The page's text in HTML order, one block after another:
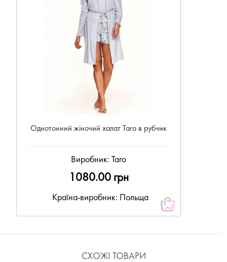
Однотонний жіночий халат Taro в рубчик
Виробник:Taro
1080.00 грн
Країна-виробник: Польща
СХОЖІ ТОВАРИ